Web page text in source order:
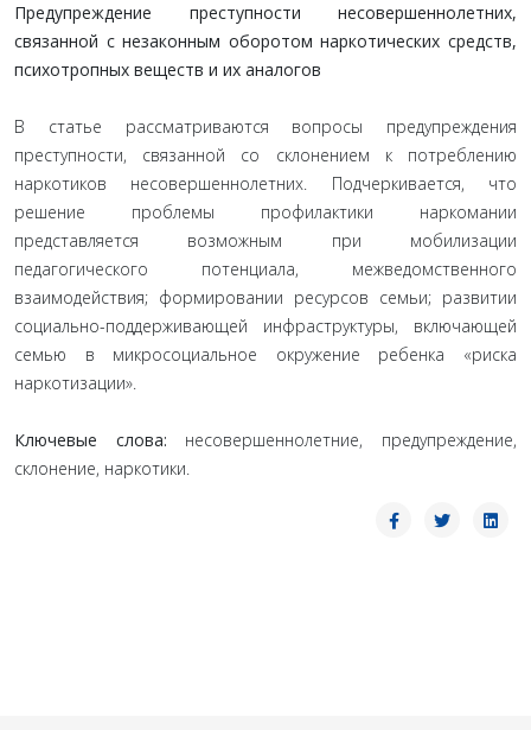
Предупреждение преступности несовершеннолетних,
связанной с незаконным оборотом наркотических средств,
психотропных веществ и их аналогов
В статье рассматриваются вопросы предупреждения
преступности, связанной со склонением к потреблению
наркотиков несовершеннолетних. Подчеркивается, что
решение проблемы профилактики наркомании
представляется возможным при мобилизации
педагогического потенциала, межведомственного
взаимодействия; формировании ресурсов семьи; развитии
социально-поддерживающей инфраструктуры, включающей
семью в микросоциальное окружение ребенка «риска
наркотизации».
Ключевые слова: несовершеннолетние, предупреждение,
склонение, наркотики.